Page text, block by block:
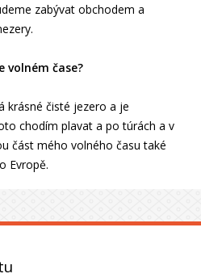
zabývat obchodem a
volném čase?
krásné čisté jezero a je
chodím plavat a po túrách a v
část mého volného času také
Evropě.